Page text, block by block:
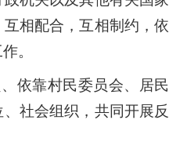
相配合，互相制约，依
。
依靠村民委员会、居民
社会组织，共同开展反